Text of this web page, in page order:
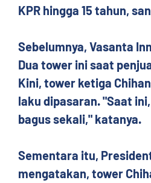
KPR hingga 15 tahun,
Sebelumnya, Vasanta
Dua tower ini saat
‎Kini, tower ketiga
laku dipasaran. "Saat
bagus sekali," katanya.
Sementara itu,
mengatakan, tower